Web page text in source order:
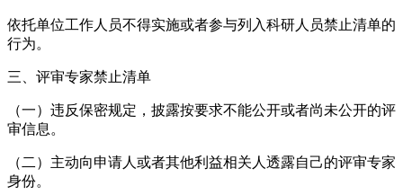
依托单位工作人员不得实施或者参与列入科研人员禁止清单的
行为。
三、评审专家禁止清单
（一）违反保密规定，披露按要求不能公开或者尚未公开的评
审信息。
（二）主动向申请人或者其他利益相关人透露自己的评审专家
身份。